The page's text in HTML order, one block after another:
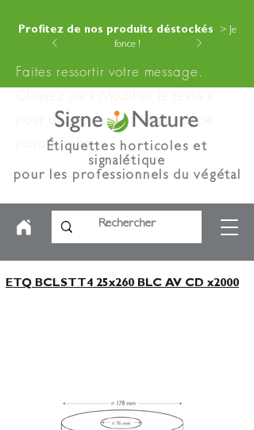
Profitez de nos produits déstockés
> Je
fonce !
Faites ressortir votre message.
Cliquez sur « Modifier le texte »
pour ajouter votre contenu à ce
paragraphe.
Étiquettes horticoles et
signalétique
pour les professionnels du végétal
ETQ BCLSTT4 25x260 BLC AV CD x2000